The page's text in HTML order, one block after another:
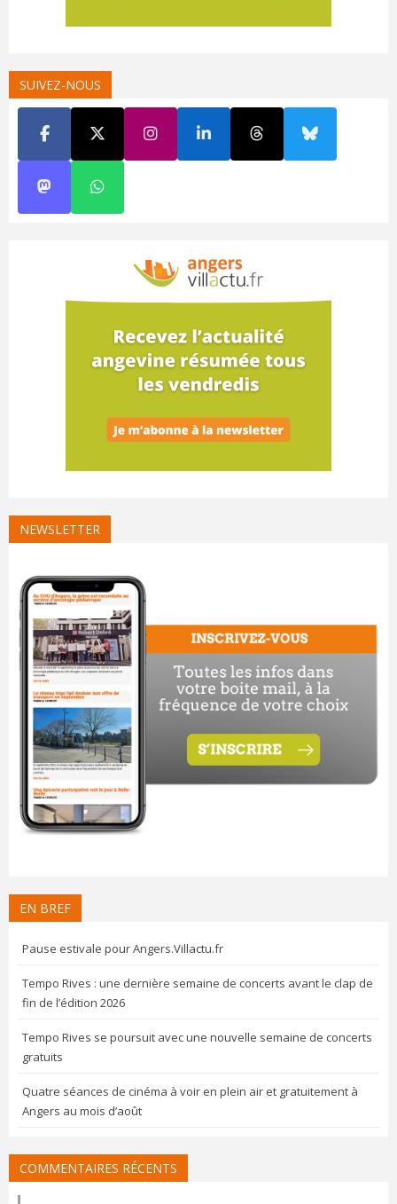
SUIVEZ-NOUS
NEWSLETTER
EN BREF
Pause estivale pour Angers.Villactu.fr
Tempo Rives : une dernière semaine de concerts avant le clap de
fin de l’édition 2026
Tempo Rives se poursuit avec une nouvelle semaine de concerts
gratuits
Quatre séances de cinéma à voir en plein air et gratuitement à
Angers au mois d’août
COMMENTAIRES RÉCENTS